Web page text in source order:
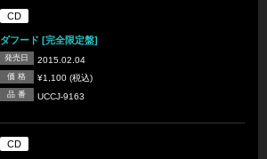
CD
ダフード [完全限定盤]
発売日 2015.02.04
価 格 ¥1,100 (税込)
品 番 UCCJ-9163
CD